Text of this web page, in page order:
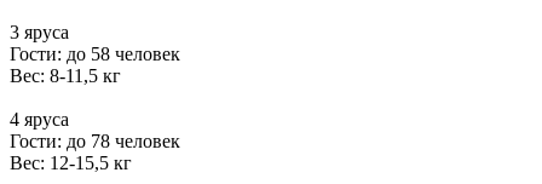
3 яруса
Гости: до 58 человек
Вес: 8-11,5 кг
4 яруса
Гости: до 78 человек
Вес: 12-15,5 кг